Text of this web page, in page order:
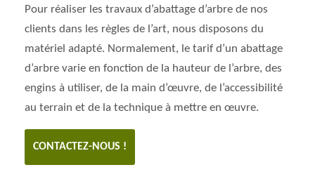
Pour réaliser les travaux d’abattage d’arbre de nos
clients dans les règles de l’art, nous disposons du
matériel adapté. Normalement, le tarif d’un abattage
d’arbre varie en fonction de la hauteur de l’arbre, des
engins à utiliser, de la main d’œuvre, de l’accessibilité
au terrain et de la technique à mettre en œuvre.
CONTACTEZ-NOUS !